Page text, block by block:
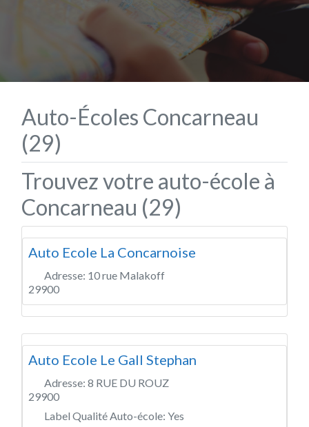
Auto-Écoles Concarneau
(29)
Trouvez votre auto-école à
Concarneau (29)
Auto Ecole La Concarnoise
Adresse: 10 rue Malakoff
29900
Auto Ecole Le Gall Stephan
Adresse: 8 RUE DU ROUZ
29900
Label Qualité Auto-école: Yes